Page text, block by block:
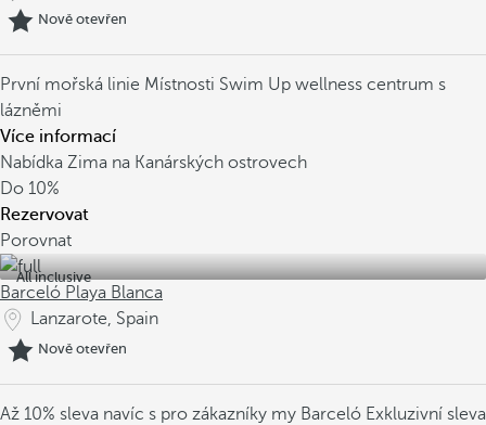
Nově otevřen
První mořská linie Místnosti Swim Up wellness centrum s
lázněmi
Více informací
Nabídka Zima na Kanárských ostrovech
Do 10%
Rezervovat
Porovnat
All inclusive
Barceló Playa Blanca
Lanzarote, Spain
Nově otevřen
Až 10% sleva navíc s pro zákazníky my Barceló Exkluzivní sleva